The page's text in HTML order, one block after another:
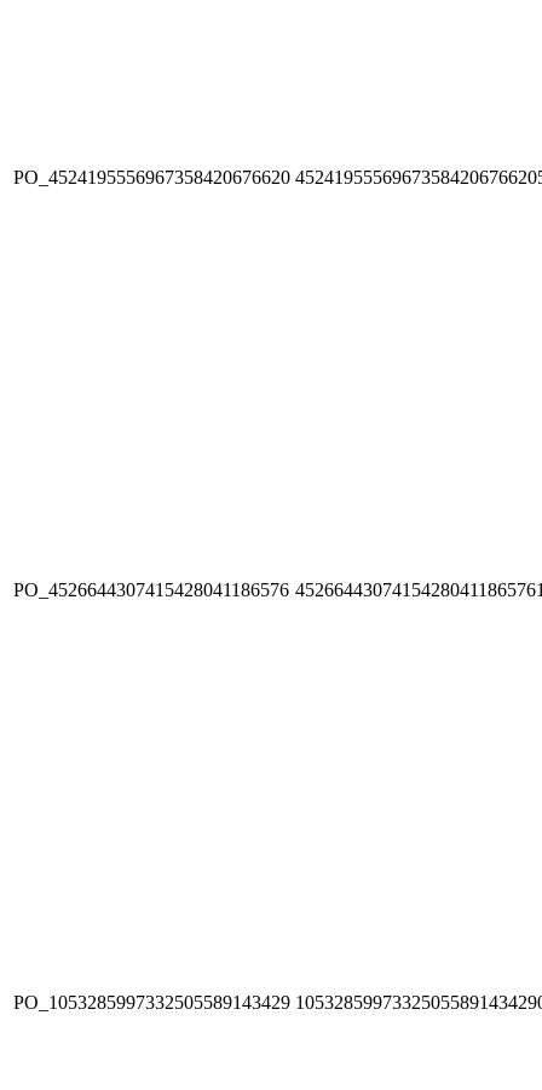
PO_4524195556967358420676620
PO_4526644307415428041186576
PO_1053285997332505589143429